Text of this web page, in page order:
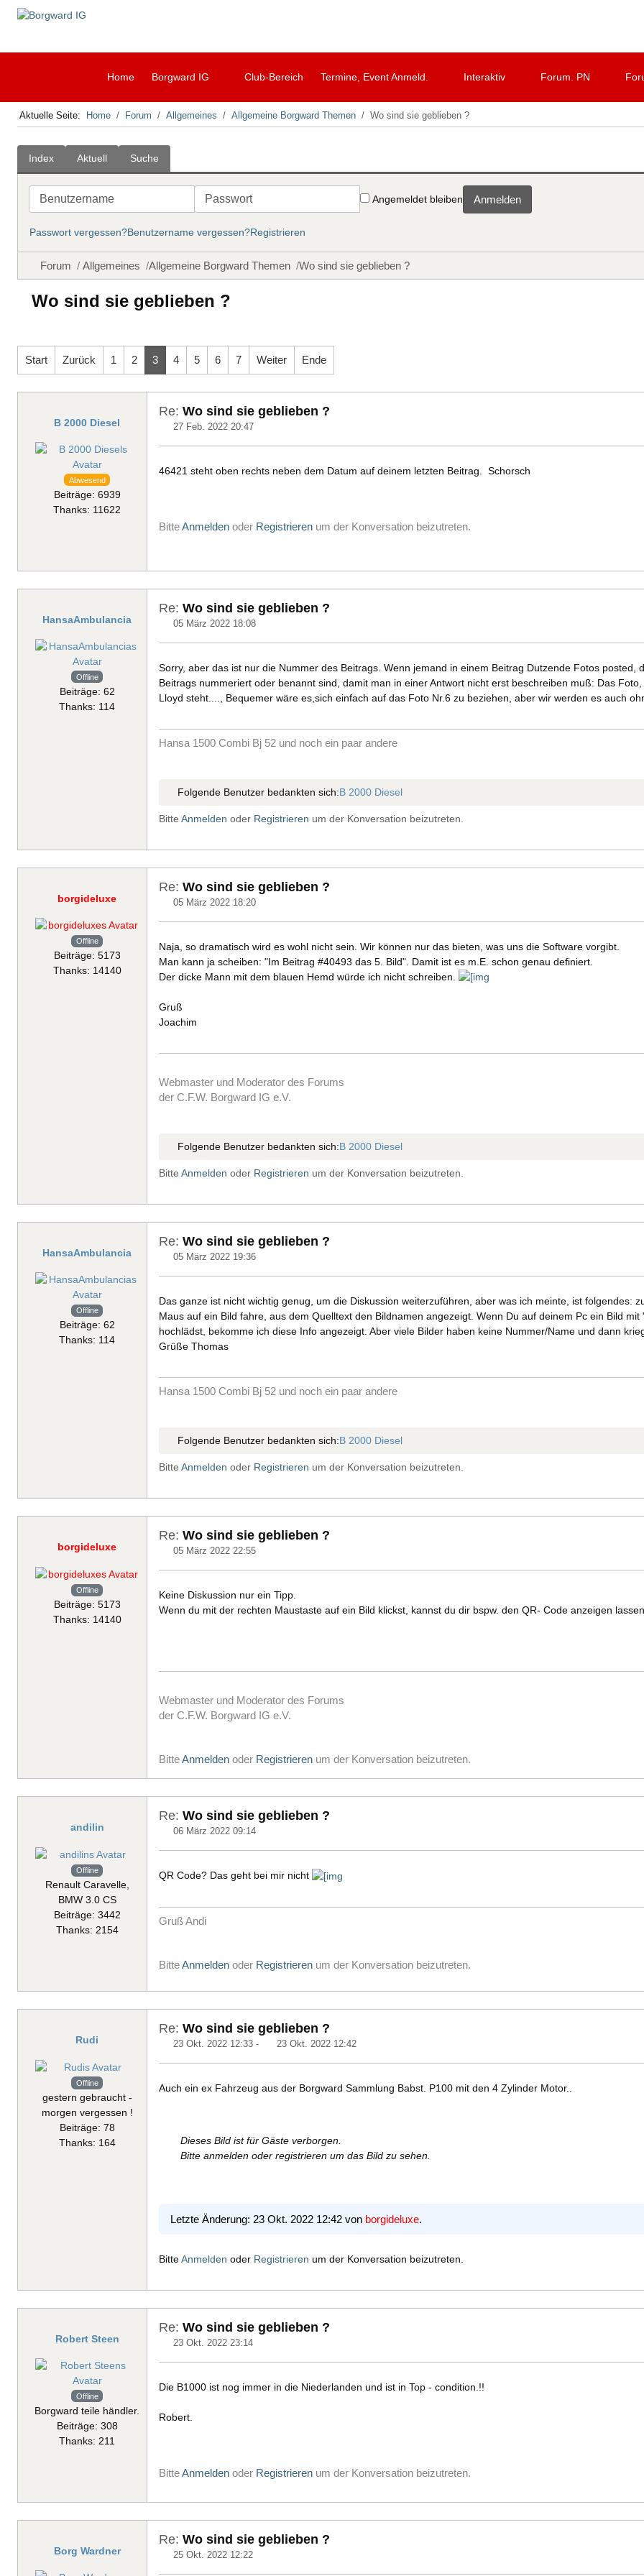
Home Borgward IG Club-Bereich Termine, Event Anmeld. Interaktiv Forum. PN
Aktuelle Seite: Home Forum Allgemeines Allgemeine Borgward Themen Wo sind sie geblieben ?
Index Aktuell Suche
Benutzername Passwort
Angemeldet bleiben Anmelden
Passwort vergessen?Benutzername vergessen?Registrieren
Forum Allgemeines Allgemeine Borgward Themen Wo sind sie geblieben ?
Wo sind sie geblieben ?
Start Zurück 1 2 3 4 5 6 7 Weiter Ende
B 2000 Diesel
Abwesend
Beiträge: 6939
Thanks: 11622
Re: Wo sind sie geblieben ?
27 Feb. 2022 20:47
46421 steht oben rechts neben dem Datum auf deinem letzten Beitrag. Schorsch
BitteAnmelden oder Registrieren um der Konversation beizutreten.
HansaAmbulancia
Offline
Beiträge: 62
Thanks: 114
Re: Wo sind sie geblieben ?
05 März 2022 18:08
Sorry, aber das ist nur die Nummer des Beitrags. Wenn jemand in einem Beitrag Dutzende Fotos
Beitrags nummeriert oder benannt sind, damit man in einer Antwort nicht erst beschreiben muß: Das
Lloyd steht...., Bequemer wäre es,sich einfach auf das Foto Nr.6 zu beziehen, aber wir werden es auch
Hansa 1500 Combi Bj 52 und noch ein paar andere
Folgende Benutzer bedankten sich:B 2000 Diesel
Bitte Anmelden oder Registrieren um der Konversation beizutreten.
borgideluxe
Offline
Beiträge: 5173
Thanks: 14140
Re: Wo sind sie geblieben ?
05 März 2022 18:20
Naja, so dramatisch wird es wohl nicht sein. Wir können nur das bieten, was uns die Software vorgibt.
Man kann ja scheiben: "Im Beitrag #40493 das 5. Bild". Damit ist es m.E. schon genau definiert.
Der dicke Mann mit dem blauen Hemd würde ich nicht schreiben.
Gruß
Joachim
Webmaster und Moderator des Forums
der C.F.W. Borgward IG e.V.
Folgende Benutzer bedankten sich:B 2000 Diesel
Bitte Anmelden oder Registrieren um der Konversation beizutreten.
HansaAmbulancia
Offline
Beiträge: 62
Thanks: 114
Re: Wo sind sie geblieben ?
05 März 2022 19:36
Das ganze ist nicht wichtig genug, um die Diskussion weiterzuführen, aber was ich meinte, ist folgendes:
Maus auf ein Bild fahre, aus dem Quelltext den Bildnamen angezeigt. Wenn Du auf deinem Pc ein Bild
hochlädst, bekomme ich diese Info angezeigt. Aber viele Bilder haben keine Nummer/Name und dann
Grüße Thomas
Hansa 1500 Combi Bj 52 und noch ein paar andere
Folgende Benutzer bedankten sich:B 2000 Diesel
Bitte Anmelden oder Registrieren um der Konversation beizutreten.
borgideluxe
Offline
Beiträge: 5173
Thanks: 14140
Re: Wo sind sie geblieben ?
05 März 2022 22:55
Keine Diskussion nur ein Tipp.
Wenn du mit der rechten Maustaste auf ein Bild klickst, kannst du dir bspw. den QR- Code anzeigen
Webmaster und Moderator des Forums
der C.F.W. Borgward IG e.V.
BitteAnmelden oder Registrieren um der Konversation beizutreten.
andilin
Offline
Renault Caravelle,
BMW 3.0 CS
Beiträge: 3442
Thanks: 2154
Re: Wo sind sie geblieben ?
06 März 2022 09:14
QR Code? Das geht bei mir nicht
Gruß Andi
BitteAnmelden oder Registrieren um der Konversation beizutreten.
Rudi
Offline
gestern gebraucht -
morgen vergessen !
Beiträge: 78
Thanks: 164
Re: Wo sind sie geblieben ?
23 Okt. 2022 12:33 - 23 Okt. 2022 12:42
Auch ein ex Fahrzeug aus der Borgward Sammlung Babst. P100 mit den 4 Zylinder Motor..
Dieses Bild ist für Gäste verborgen.
Bitte anmelden oder registrieren um das Bild zu sehen.
Letzte Änderung: 23 Okt. 2022 12:42 von borgideluxe.
BitteAnmelden oder Registrieren um der Konversation beizutreten.
Robert Steen
Offline
Borgward teile händler.
Beiträge: 308
Thanks: 211
Re: Wo sind sie geblieben ?
23 Okt. 2022 23:14
Die B1000 ist nog immer in die Niederlanden und ist in Top - condition.!!
Robert.
BitteAnmelden oder Registrieren um der Konversation beizutreten.
Borg Wardner
Re: Wo sind sie geblieben ?
25 Okt. 2022 12:22